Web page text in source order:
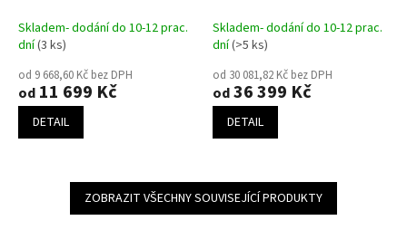
Skladem- dodání do 10-12 prac.
dní(3 ks)
od 9 668,60 Kč bez DPH
od 11 699 Kč
DETAIL
Skladem- dodání do 10-12 prac.
dní(>5 ks)
od 30 081,82 Kč bez DPH
od36 399 Kč
DETAIL
ZOBRAZIT VŠECHNY SOUVISEJÍCÍ PRODUKTY